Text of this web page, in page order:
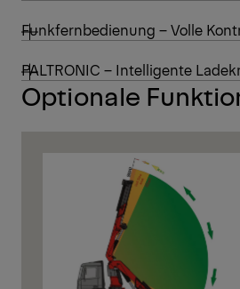
Funkfernbedienung – Volle
PALTRONIC – Intelligente
Optionale